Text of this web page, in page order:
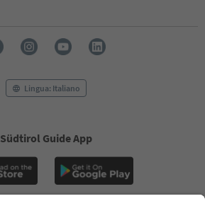
Lingua: Italiano
Südtirol Guide App